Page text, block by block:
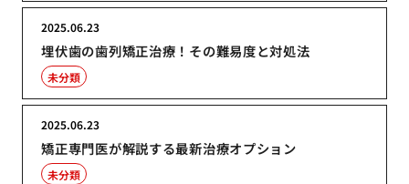
埋伏歯の歯列矯正治療！その難易度と対処法
2025.06.23
未分類
矯正専門医が解説する最新治療オプション
2025.06.23
未分類